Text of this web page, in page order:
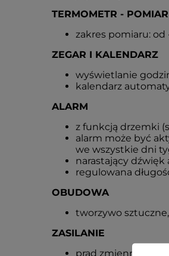
TERMOMETR -
zakres pomiaru: od
ZEGAR I KALENDARZ
wyświetlanie
kalendarz
ALARM
z funkcją drzemki
alarm może być
we wszystkie dni
narastający dźwięk
regulowana
OBUDOWA
tworzywo
ZASILANIE
prąd zmienny 230V